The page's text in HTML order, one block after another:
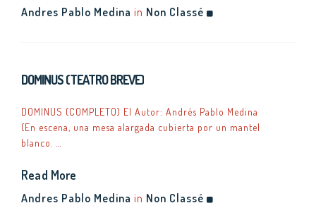
Andres Pablo Medina in Non Classé
DOMINUS (TEATRO BREVE)
DOMINUS (COMPLETO) El Autor: Andrés Pablo Medina
(En escena, una mesa alargada cubierta por un mantel
blanco. …
Read More
Andres Pablo Medina in Non Classé